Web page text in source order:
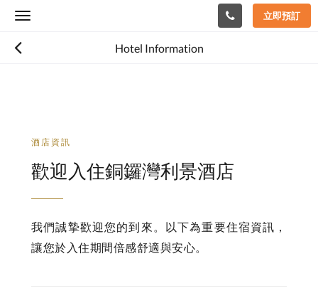
Toggle
立即預訂
Hotel Information
酒店資訊
歡迎入住銅鑼灣利景酒店
我們誠摯歡迎您的到來。以下為重要住宿資訊，
讓您於入住期間倍感舒適與安心。